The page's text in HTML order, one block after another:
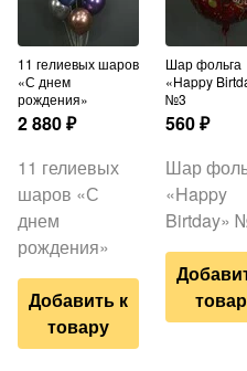
11 гелиевых шаров
«С днем
рождения»
2 880₽
11 гелиевых
шаров «С
днем
рождения»
Добавить к
товару
Шар фольга
«Happy
№3
560₽
Шар
«Happy
Birtday»